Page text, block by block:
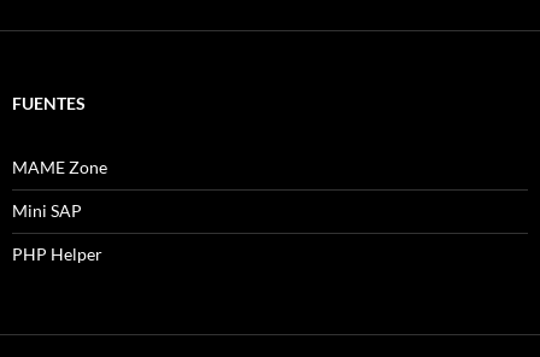
FUENTES
MAME Zone
Mini SAP
PHP Helper